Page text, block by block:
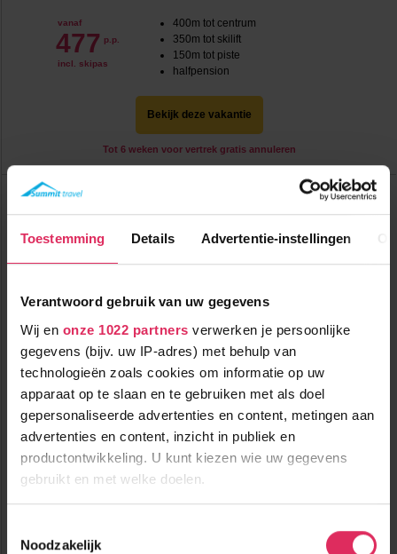
Toestemming Details Advertentie-instellingen
Verantwoord gebruik van uw gegevens
Wij en onze 1022 partners verwerken je persoonlijke
gegevens (bijv. uw IP-adres) met behulp van
technologieën zoals cookies om informatie op uw
apparaat op te slaan en te gebruiken met als doel
gepersonaliseerde advertenties en content, metingen aan
advertenties en content, inzicht in publiek en
productontwikkeling. U kunt kiezen wie uw gegevens
gebruikt en met welke doelen.
Informatie verzamelen over uw geografische
Noodzakelijk
vanaf
477 p.p.
incl. skipas
400m tot centrum
350m tot skilift
150m tot piste
halfpension
Bekijk deze vakantie
Tot 6 weken voor vertrek gratis annuleren
Hotel Ortners Eschenhof (extra ingekocht)
Tot
€ 79pp
korting
Fijn 4-sterrenhotel met zwembad en wellness in Bad
Kleinkirchheim!
vanaf
479 p.p.
400m tot centrum
350m tot skilift